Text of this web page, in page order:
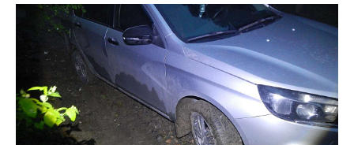
было четверо. Кроме неосторожности при обращении с огнём,
чаще всего причинами пожаров в Златоусте становятся
неисправные электропроводка и печи. Из-за них в этом году
загоралось уже 38 раз, в таких ЧП пострадали два человека.
Причинами ещё 5 пожаров стали поджоги.